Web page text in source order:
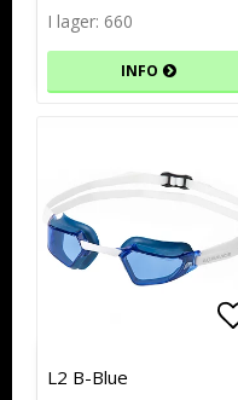
I lager: 660
INFO
L2 B-Blue